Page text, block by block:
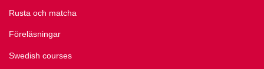
Rusta och matcha
Föreläsningar
Swedish courses